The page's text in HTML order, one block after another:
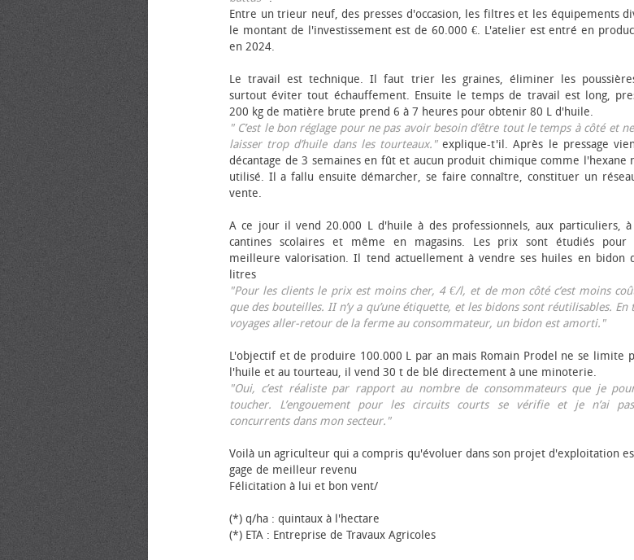
Entre un trieur neuf, des presses d'occasion, les filtres et les équipements
le montant de l'investissement est de 60.000 €. L'atelier est entré en
en 2024.
Le travail est technique. Il faut trier les graines, éliminer les
surtout éviter tout échauffement. Ensuite le temps de travail est long,
200 kg de matière brute prend 6 à 7 heures pour obtenir 80 L d'huile.
" C’est le bon réglage pour ne pas avoir besoin d’être tout le temps à côté et
laisser trop d’huile dans les tourteaux."explique-t'il. Après le pressage
décantage de 3 semaines en fût et aucun produit chimique comme l'hexane
utilisé. Il a fallu ensuite démarcher, se faire connaître, constituer un
vente.
A ce jour il vend 20.000 L d'huile à des professionnels, aux particuliers, à
cantines scolaires et même en magasins. Les prix sont étudiés pour
meilleure valorisation. Il tend actuellement à vendre ses huiles en bidon
litres
"Pour les clients le prix est moins cher, 4 €/l, et de mon côté c’est moins
que des bouteilles. II n’y a qu’une étiquette, et les bidons sont réutilisables. En
voyages aller-retour de la ferme au consommateur, un bidon est amorti."
L'objectif et de produire 100.000 L par an mais Romain Prodel ne se limite
l'huile et au tourteau, il vend 30 t de blé directement à une minoterie.
"Oui, c’est réaliste par rapport au nombre de consommateurs que je
toucher. L’engouement pour les circuits courts se vérifie et je n’ai
concurrents dans mon secteur."
Voilà un agriculteur qui a compris qu'évoluer dans son projet d'exploitation
gage de meilleur revenu
Félicitation à lui et bon vent/
(*) q/ha : quintaux à l'hectare
(*) ETA : Entreprise de Travaux Agricoles